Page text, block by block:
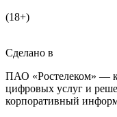
(18+)
Сделано в
ПАО «Ростелеком» —
цифровых услуг и
корпоративный